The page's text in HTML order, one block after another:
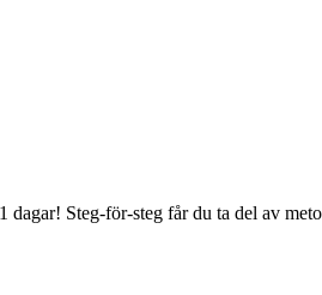
dagar! Steg-för-steg får du ta del av